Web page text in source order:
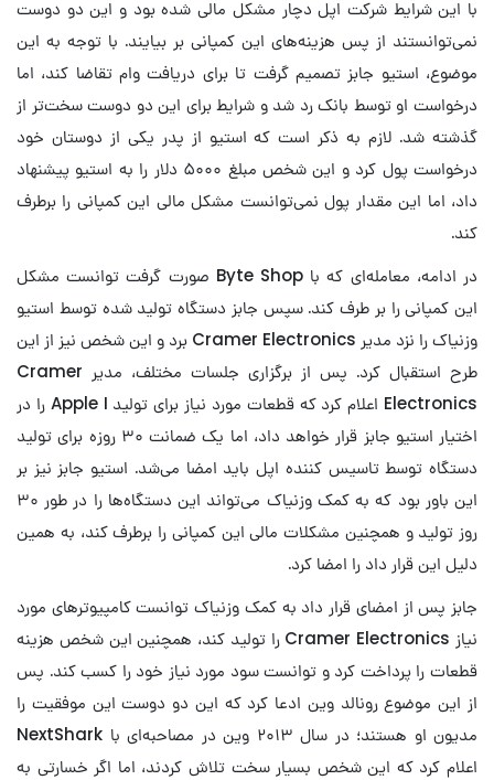
با این شرایط شرکت اپل دچار مشکل مالی شده بود و این دو دوست
نمی‌توانستند از پس هزینه‌های این کمپانی بر بیایند. با توجه به این
موضوع، استیو جابز تصمیم گرفت تا برای دریافت وام تقاضا کند، اما
درخواست او توسط بانک رد شد و شرایط برای این دو دوست سخت‌تر از
گذشته شد. لازم به ذکر است که استیو از پدر یکی از دوستان خود
درخواست پول کرد و این شخص مبلغ ۵۰۰۰ دلار را به استیو پیشنهاد
داد، اما این مقدار پول نمی‌توانست مشکل مالی این کمپانی را برطرف
کند.
در ادامه، معامله‌ای که با Byte Shop صورت گرفت توانست مشکل
این کمپانی را بر طرف کند. سپس جابز دستگاه تولید شده توسط استیو
وزنیاک را نزد مدیر Cramer Electronics برد و این شخص نیز از این
طرح استقبال کرد. پس از برگزاری جلسات مختلف، مدیر Cramer
Electronics اعلام کرد که قطعات مورد نیاز برای تولید Apple I را در
اختیار استیو جابز قرار خواهد داد، اما یک ضمانت ۳۰ روزه برای تولید
دستگاه توسط تاسیس کننده اپل باید امضا می‌شد. استیو جابز نیز بر
این باور بود که به کمک وزنیاک می‌تواند این دستگاه‌ها را در طور ۳۰
روز تولید و همچنین مشکلات مالی این کمپانی را برطرف کند، به همین
دلیل این قرار داد را امضا کرد.
جابز پس از امضای قرار داد به کمک وزنیاک توانست کامپیوترهای مورد
نیاز Cramer Electronics را تولید کند، همچنین این شخص هزینه
قطعات را پرداخت کرد و توانست سود مورد نیاز خود را کسب کند. پس
از این موضوع رونالد وین ادعا کرد که این دو دوست این موفقیت را
مدیون او هستند؛ در سال ۲۰۱۳ وین در مصاحبه‌ای با NextShark
اعلام کرد که این شخص بسیار سخت تلاش کردند، اما اگر خسارتی به